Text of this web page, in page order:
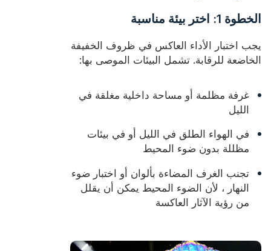
الخطوة 1: اختر بيئة مناسبة
يجب اختبار الأداء العاكس في ظروف الخفيفة
الخاضعة للرقابة. تشمل البيئات الموصى بها:
غرفة مظلمة أو مساحة داخلية مغلقة في
الليل
في الهواء الطلق في الليل أو في بيئات
مظللة بدون ضوء المحيط
تجنب الغرف المضاءة بألوان أو اختبار ضوء
النهار ، لأن الضوء المحيط يمكن أن يقلل
من رؤية الآثار العاكسة